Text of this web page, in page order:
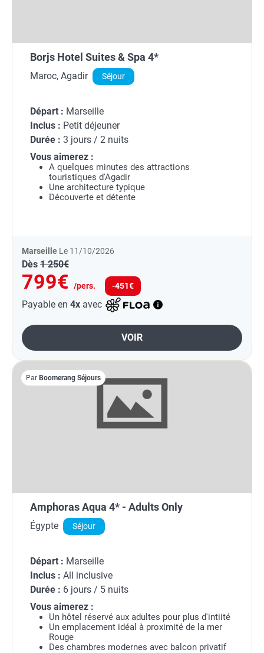
Borjs Hotel Suites & Spa 4*
Maroc, Agadir Séjour
Départ : Marseille
Inclus : Petit déjeuner
Durée : 3 jours / 2 nuits
Vous aimerez :
A quelques minutes des attractions
touristiques d'Agadir
Une architecture typique
Découverte et détente
Marseille Le 11/10/2026
Dès 1 250€
799€ /pers. -451€
Payable en 4x avec
VOIR
Par Boomerang Séjours
Amphoras Aqua 4* - Adults Only
Égypte Séjour
Départ : Marseille
Inclus : All inclusive
Durée : 6 jours / 5 nuits
Vous aimerez :
Un hôtel réservé aux adultes pour plus d'intiité
Un emplacement idéal à proximité de la mer
Rouge
Des chambres modernes avec balcon privatif